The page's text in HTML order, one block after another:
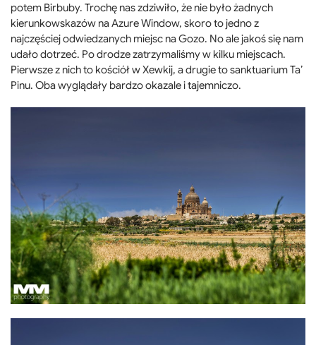
potem Birbuby. Trochę nas zdziwiło, że nie było żadnych
kierunkowskazów na Azure Window, skoro to jedno z
najczęściej odwiedzanych miejsc na Gozo. No ale jakoś się nam
udało dotrzeć. Po drodze zatrzymaliśmy w kilku miejscach.
Pierwsze z nich to kościół w Xewkij, a drugie to sanktuarium Ta’
Pinu. Oba wyglądały bardzo okazale i tajemniczo.